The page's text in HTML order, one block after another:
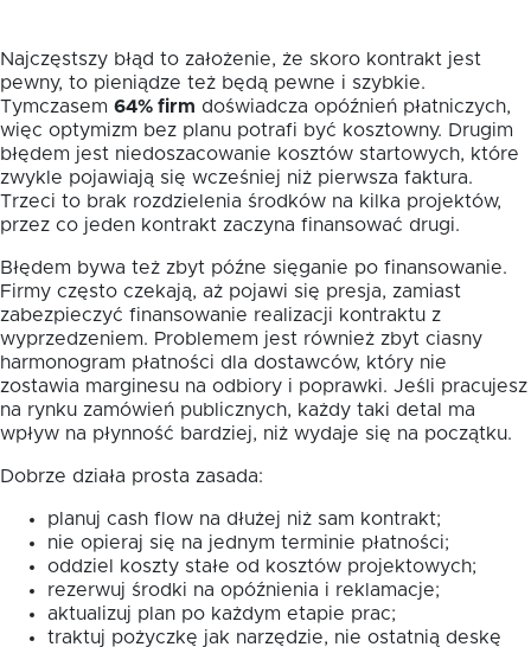
Najczęstszy błąd to założenie, że skoro kontrakt jest
pewny, to pieniądze też będą pewne i szybkie.
Tymczasem 64% firm doświadcza opóźnień płatniczych,
więc optymizm bez planu potrafi być kosztowny. Drugim
błędem jest niedoszacowanie kosztów startowych, które
zwykle pojawiają się wcześniej niż pierwsza faktura.
Trzeci to brak rozdzielenia środków na kilka projektów,
przez co jeden kontrakt zaczyna finansować drugi.
Błędem bywa też zbyt późne sięganie po finansowanie.
Firmy często czekają, aż pojawi się presja, zamiast
zabezpieczyć finansowanie realizacji kontraktu z
wyprzedzeniem. Problemem jest również zbyt ciasny
harmonogram płatności dla dostawców, który nie
zostawia marginesu na odbiory i poprawki. Jeśli pracujesz
na rynku zamówień publicznych, każdy taki detal ma
wpływ na płynność bardziej, niż wydaje się na początku.
Dobrze działa prosta zasada:
planuj cash flow na dłużej niż sam kontrakt;
nie opieraj się na jednym terminie płatności;
oddziel koszty stałe od kosztów projektowych;
rezerwuj środki na opóźnienia i reklamacje;
aktualizuj plan po każdym etapie prac;
traktuj pożyczkę jak narzędzie, nie ostatnią deskę